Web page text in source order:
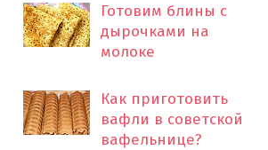
Готовим блины с
дырочками на
молоке
Как приготовить
вафли в советской
вафельнице?